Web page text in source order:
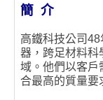
簡 介
高鐵科技公司
器，跨足材料科
域。他們以客戶
合最高的質量要